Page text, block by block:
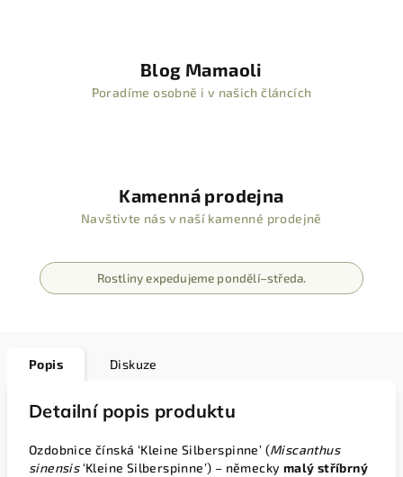
Blog Mamaoli
Poradíme osobně i v našich článcích
Kamenná prodejna
Navštivte nás v naší kamenné prodejně
Rostliny expedujeme pondělí–středa.
Popis Diskuze
Detailní popis produktu
Ozdobnice čínská ‘Kleine Silberspinne’ (Miscanthus
sinensis‘Kleine Silberspinne’) – německy malý stříbrný